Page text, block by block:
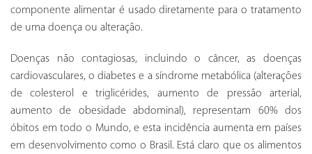
componente alimentar é usado diretamente para o tratamento
de uma doença ou alteração.
Doenças não contagiosas, incluindo o câncer, as doenças
cardiovasculares, o diabetes e a síndrome metabólica (alterações
de colesterol e triglicérides, aumento de pressão arterial,
aumento de obesidade abdominal), representam 60% dos
óbitos em todo o Mundo, e esta incidência aumenta em países
em desenvolvimento como o Brasil. Está claro que os alimentos